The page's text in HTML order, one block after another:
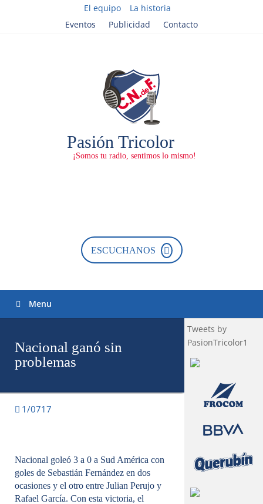
El equipo
La historia
Eventos
Publicidad Contacto
ESCUCHANOS
Menu
Nacional ganó sin
problemas
1/0717
Nacional goleó 3 a 0 a Sud América con
goles de Sebastián Fernández en dos
ocasiones y el otro entre Julian Perujo y
Rafael García. Con esta victoria, el
Tweets by
PasionTricolor1